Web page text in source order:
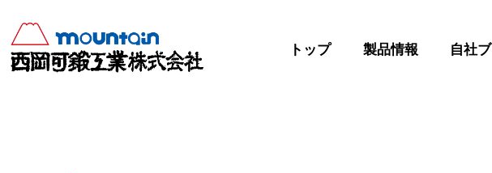
トップ 製品情報 自社